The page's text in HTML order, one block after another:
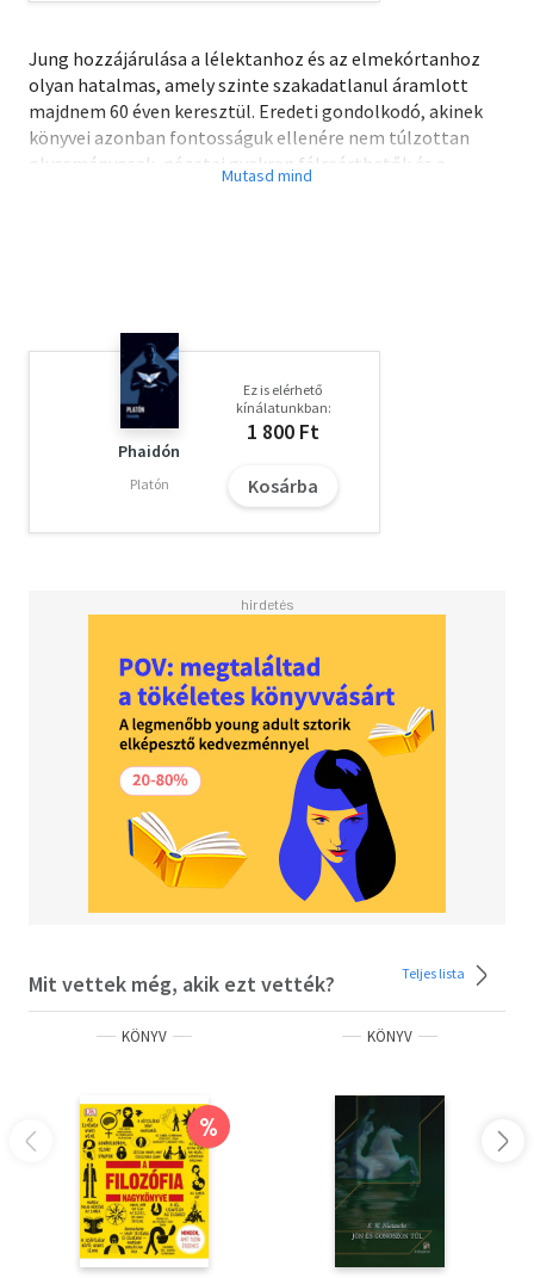
Jung hozzájárulása a lélektanhoz és az elmekórtanhoz
olyan hatalmas, amely szinte szakadatlanul áramlott
majdnem 60 éven keresztül. Eredeti gondolkodó, akinek
könyvei azonban fontosságuk ellenére nem túlzottan
olvasmányosak, nézetei gyakran félreérthetők és a
sorban –, közérthető nyelven ismerteti a nagyívű és
szerteágazó életmű fontosabb területeit.
Phaidón
Platón
Ez is elérhető
kínálatunkban:
1 800 Ft
Kosárba
Mit vettek még, akik ezt vették? Teljes lista
KÖNYV
%
KÖNYV